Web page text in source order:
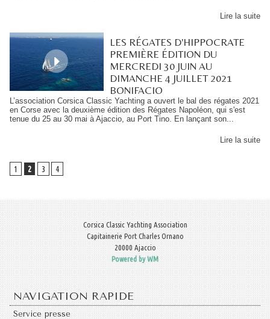
Lire la suite
LES RÉGATES D'HIPPOCRATE
PREMIÈRE ÉDITION DU
MERCREDI 30 JUIN AU
DIMANCHE 4 JUILLET 2021
BONIFACIO
L’association Corsica Classic Yachting a ouvert le bal des régates 2021
en Corse avec la deuxième édition des Régates Napoléon, qui s'est
tenue du 25 au 30 mai à Ajaccio, au Port Tino. En lançant son...
Lire la suite
1 2 3 4
Corsica Classic Yachting Association
Capitainerie Port Charles Ornano
20000 Ajaccio
Powered by WM
NAVIGATION RAPIDE
Service presse